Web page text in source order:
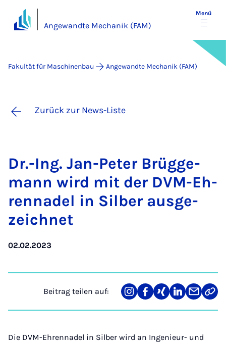
Angewandte Mechanik (FAM)
Menü
Fakultät für Maschinenbau Angewandte Mechanik (FAM)
Zurück zur News-Liste
Dr.-Ing. Jan-Pe­ter Brüg­ge­
mann wird mit der DVM-Eh­
ren­na­del in Sil­ber aus­ge­
zeich­net
02.02.2023
Beitrag teilen auf:
Teilen
auf
Teilen
auf
Teilen
auf
Teilen
auf
Teilen
über
Mail
Link
Die DVM-Ehrennadel in Silber wird an Ingenieur- und